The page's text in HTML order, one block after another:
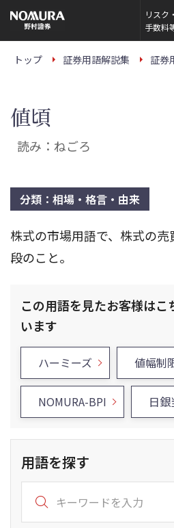
の
ー
リスク・
手数料
トップ 証券用語解説集 証券
値頃
読み：ねごろ
分類：相場・格言・由来
株式の市場用語で、株式の
段のこと。
この用語を見たお客様はこ
います
ハーミーズ 値幅制
NOMURA-BPI 日
用語を探す